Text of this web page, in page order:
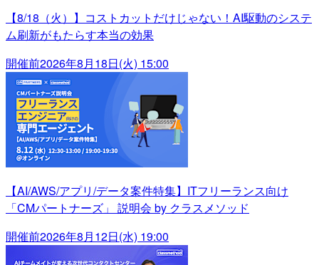
【8/18（火）】コストカットだけじゃない！AI駆動のシステ
ム刷新がもたらす本当の効果
開催前2026年8月18日(火) 15:00
【AI/AWS/アプリ/データ案件特集】ITフリーランス向け
「CMパートナーズ」 説明会 by クラスメソッド
開催前2026年8月12日(水) 19:00